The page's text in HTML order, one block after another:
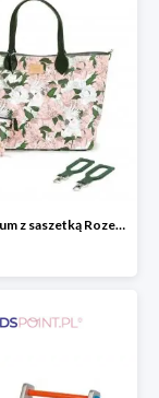
Torba medium z saszetką Rozenek Lady Peony Premium Zip La Millou